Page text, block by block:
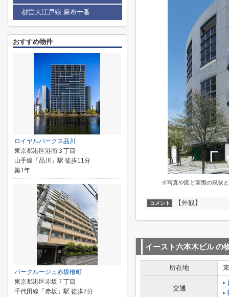
※写真や図と実際の現状
コメント 【外観】
イースト六本木ビルの
所在地
交通
都営大江戸線 麻布十番
おすすめ物件
ロイヤルパークス品川
東京都港区港南３丁目
山手線「品川」駅 徒歩11分
築1年
パークルージュ赤坂檜町
東京都港区赤坂７丁目
千代田線「赤坂」駅 徒歩7分